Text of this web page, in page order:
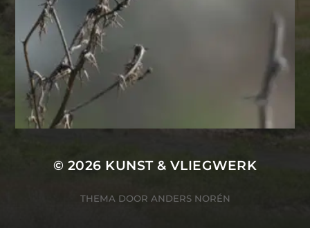
© 2026 KUNST & VLIEGWERK
THEMA DOOR ANDERS NORÉN